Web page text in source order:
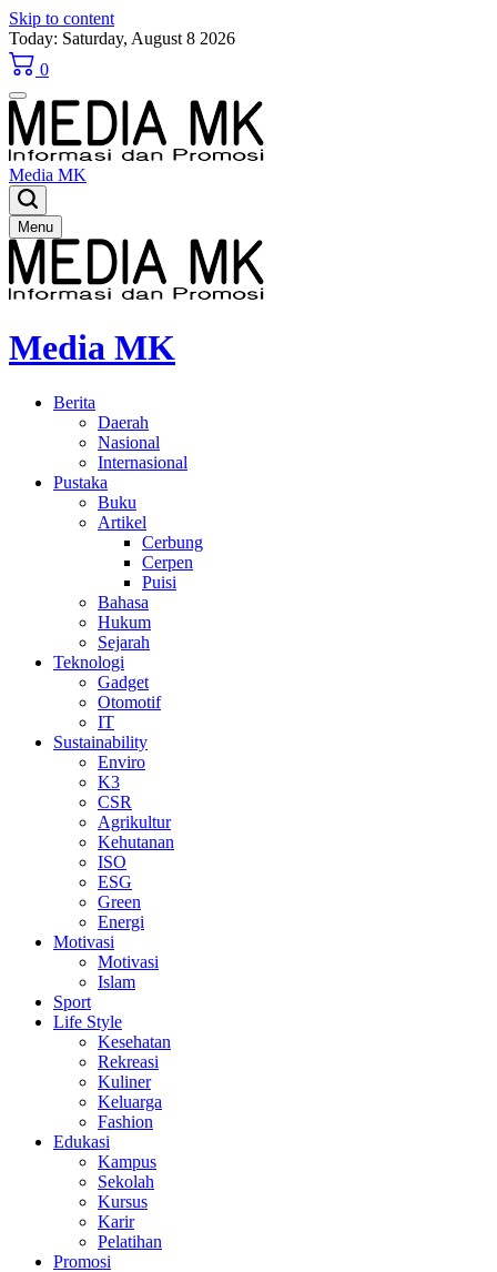
Skip to content
Today: Saturday, August 8 2026
0
Media MK
Menu
Media MK
Berita
Daerah
Nasional
Internasional
Pustaka
Buku
Artikel
Cerbung
Cerpen
Puisi
Bahasa
Hukum
Sejarah
Teknologi
Gadget
Otomotif
IT
Sustainability
Enviro
K3
CSR
Agrikultur
Kehutanan
ISO
ESG
Green
Energi
Motivasi
Motivasi
Islam
Sport
Life Style
Kesehatan
Rekreasi
Kuliner
Keluarga
Fashion
Edukasi
Kampus
Sekolah
Kursus
Karir
Pelatihan
Promosi